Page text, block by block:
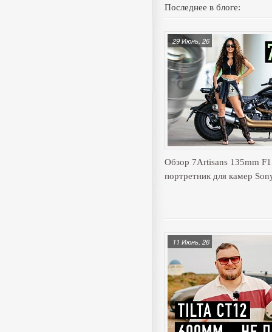
Последнее в блоге:
Обзор 7Artisans 135mm
портретник для камер
29 Июнь, 26
11 Июнь, 26